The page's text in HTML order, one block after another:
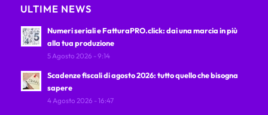
ULTIME NEWS
Numeri seriali e FatturaPRO.click: dai una marcia in più
alla tua produzione
5 Agosto 2026 - 9:14
Scadenze fiscali di agosto 2026: tutto quello che bisogna
sapere
4 Agosto 2026 - 16:47